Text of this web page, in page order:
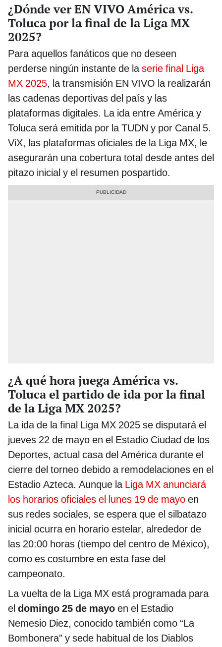
¿Dónde ver EN VIVO América vs.
Toluca por la final de la Liga MX
2025?
Para aquellos fanáticos que no deseen
perderse ningún instante de laserie final Liga
MX 2025, la transmisión EN VIVO la realizarán
las cadenas deportivas del país y las
plataformas digitales. La ida entre América y
Toluca será emitida por la TUDN y por Canal 5.
ViX, las plataformas oficiales de la Liga MX, le
asegurarán una cobertura total desde antes del
pitazo inicial y el resumen pospartido.
¿A qué hora juega América vs.
Toluca el partido de ida por la final
de la Liga MX 2025?
La ida de la final Liga MX 2025 se disputará el
jueves 22 de mayo en el Estadio Ciudad de los
Deportes, actual casa del América durante el
cierre del torneo debido a remodelaciones en el
Estadio Azteca. Aunque la Liga MX anunciará
los horarios oficiales el lunes 19 de mayo en
sus redes sociales, se espera que el silbatazo
inicial ocurra en horario estelar, alrededor de
las 20:00 horas (tiempo del centro de México),
como es costumbre en esta fase del
campeonato.
La vuelta de la Liga MX está programada para
el domingo 25 de mayo en el Estadio
Nemesio Diez, conocido también como “La
Bombonera” y sede habitual de los Diablos